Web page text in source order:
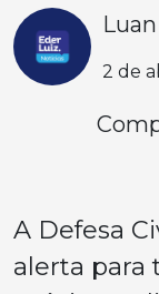
Luan
2 de
A Defesa
alerta para